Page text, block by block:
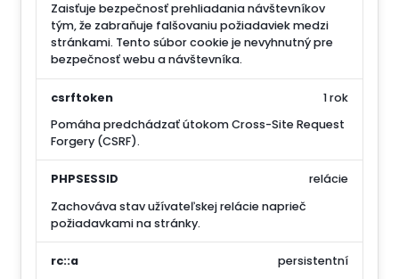
Zaisťuje bezpečnosť prehliadania návštevníkov
tým, že zabraňuje falšovaniu požiadaviek medzi
stránkami. Tento súbor cookie je nevyhnutný pre
bezpečnosť webu a návštevníka.
csrftoken
Pomáha predchádzať útokom Cross-Site Request
Forgery (CSRF).
1 rok
PHPSESSID
Zachováva stav užívateľskej relácie naprieč
požiadavkami na stránky.
relácie
rc::a
persistentní